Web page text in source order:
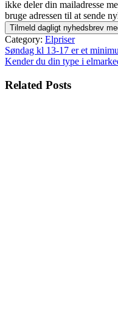
ikke deler din mailadresse
bruge adressen til at sende
Category: Elpriser
Indlægsnavigation
Søndag kl 13-17 er et
Kender du din type i
Related Posts